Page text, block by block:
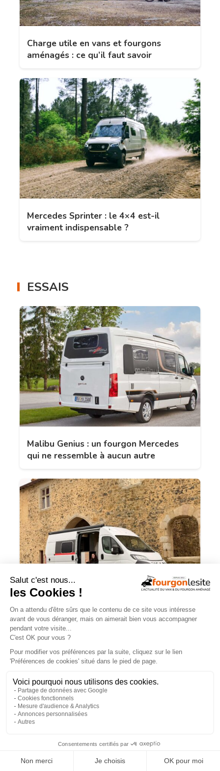
Charge utile en vans et fourgons
aménagés : ce qu’il faut savoir
Mercedes Sprinter : le 4×4 est-il
vraiment indispensable ?
ESSAIS
Malibu Genius : un fourgon Mercedes
qui ne ressemble à aucun autre
JOA by Pilote soigne les apparences et
notre budget